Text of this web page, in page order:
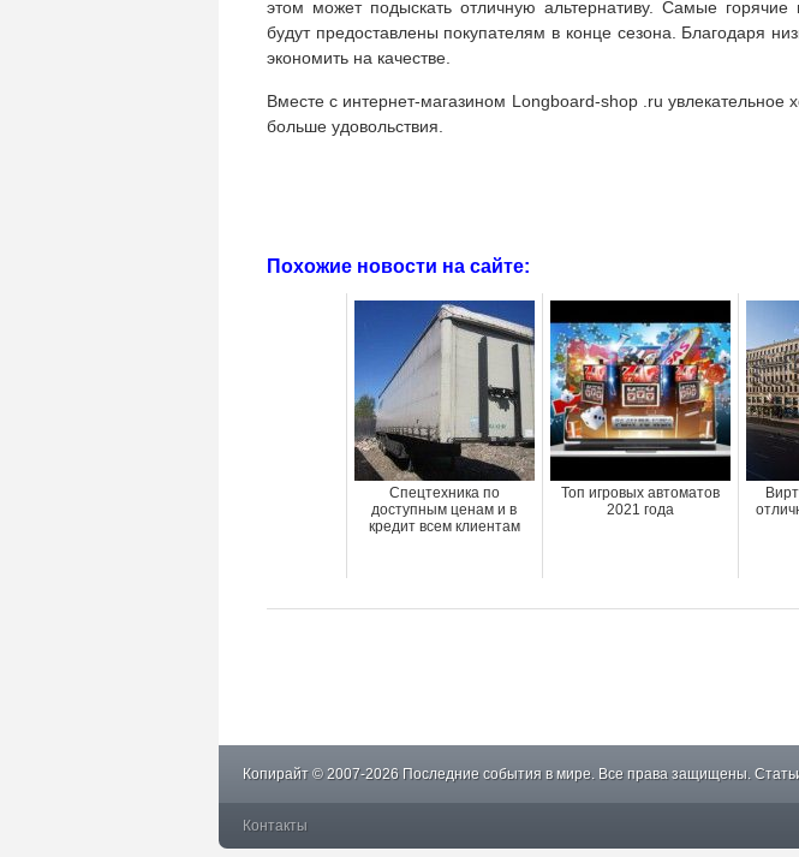
этом может подыскать отличную альтернативу. Самые горячие
будут предоставлены покупателям в конце сезона. Благодаря
экономить на качестве.
Вместе с интернет-магазином Longboard-shop .ru увлекательное
больше удовольствия.
Похожие новости на сайте:
Спецтехника по
доступным ценам и в
кредит всем клиентам
Топ игровых автоматов
2021 года
Копирайт © 2007-2026 Последние события в мире. Все права защищены.
Контакты